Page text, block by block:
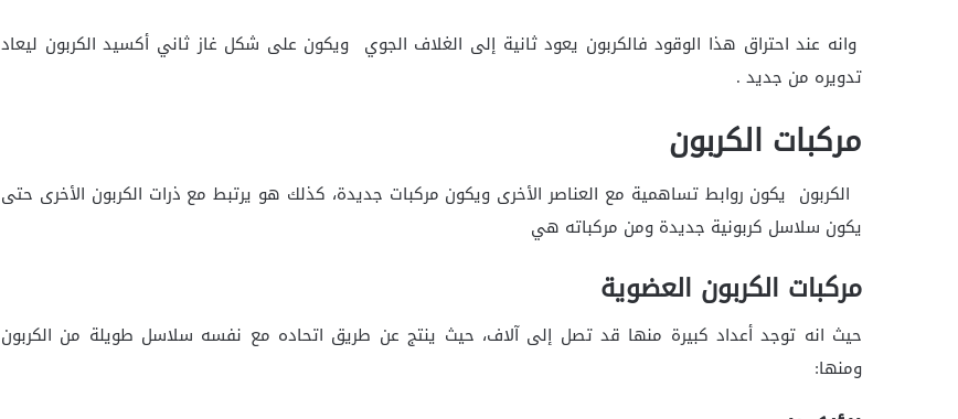
وانه عند احتراق هذا الوقود فالكربون يعود ثانية إلى الغلاف الجوي ويكون على شكل غاز ثاني أكسيد الكربون ليعاد
تدويره من جديد .
مركبات الكربون
الكربون يكون روابط تساهمية مع العناصر الأخرى ويكون مركبات جديدة، كذلك هو يرتبط مع ذرات الكربون الأخرى حتى
يكون سلاسل كربونية جديدة ومن مركباته هي
مركبات الكربون العضوية
حيث انه توجد أعداد كبيرة منها قد تصل إلى آلاف، حيث ينتج عن طريق اتحاده مع نفسه سلاسل طويلة من الكربون
ومنها: